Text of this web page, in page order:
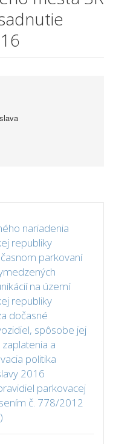
nariadenia
republiky
parkovaní
na území
republiky
dočasné
spôsobe jej
a
politika
2016
parkovacej
č. 778/2012